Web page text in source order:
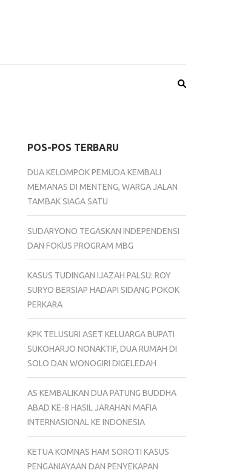
POS-POS TERBARU
DUA KELOMPOK PEMUDA KEMBALI
MEMANAS DI MENTENG, WARGA JALAN
TAMBAK SIAGA SATU
SUDARYONO TEGASKAN INDEPENDENSI
DAN FOKUS PROGRAM MBG
KASUS TUDINGAN IJAZAH PALSU: ROY
SURYO BERSIAP HADAPI SIDANG POKOK
PERKARA
KPK TELUSURI ASET KELUARGA BUPATI
SUKOHARJO NONAKTIF, DUA RUMAH DI
SOLO DAN WONOGIRI DIGELEDAH
AS KEMBALIKAN DUA PATUNG BUDDHA
ABAD KE-8 HASIL JARAHAN MAFIA
INTERNASIONAL KE INDONESIA
KETUA KOMNAS HAM SOROTI KASUS
PENGANIAYAAN DAN PENYEKAPAN